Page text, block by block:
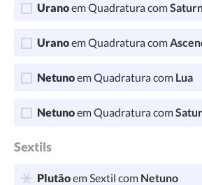
Uranoem Quadratura com
Uranoem Quadratura com
Netunoem Quadratura com Lua
Netunoem Quadratura com
Sextils
Plutãoem Sextil com Netuno